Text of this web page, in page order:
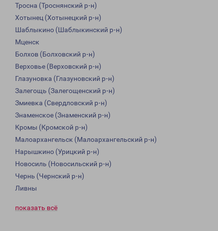
Тросна (Троснянский р-н)
Хотынец (Хотынецкий р-н)
Шаблыкино (Шаблыкинский р-н)
Мценск
Болхов (Болховский р-н)
Верховье (Верховский р-н)
Глазуновка (Глазуновский р-н)
Залегощь (Залегощенский р-н)
Змиевка (Свердловский р-н)
Знаменское (Знаменский р-н)
Кромы (Кромской р-н)
Малоархангельск (Малоархангельский р-н)
Нарышкино (Урицкий р-н)
Новосиль (Новосильский р-н)
Чернь (Чернский р-н)
Ливны
показать всё